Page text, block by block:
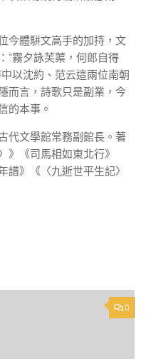
今體駢文高手的加持，文
“霧夕詠芙蕖，何郎自得
以沈約、范云這兩位南朝
而言，詩歌只是副業，今
的本事。
代文學館常務副館長。著
》《司馬相如東北行》
譜》《〈九逝世平生記〉
0